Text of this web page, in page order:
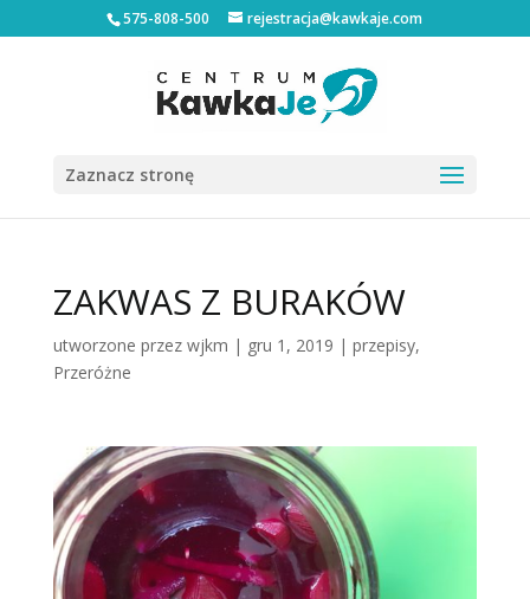
575-808-500 rejestracja@kawkaje.com
Zaznacz stronę
ZAKWAS Z BURAKÓW
utworzone przez wjkm | gru 1, 2019 | przepisy,
Przeróżne